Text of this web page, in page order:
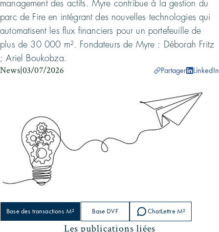
management des actifs. Myre contribue à la gestion du
parc de Fire en intégrant des nouvelles technologies qui
automatisent les flux financiers pour un portefeuille de
plus de 30 000 m². Fondateurs de Myre : Déborah Fritz
; Ariel Boukobza.
News|03/07/2026 Partager LinkedIn
Base des transactions M² Base DVF ChatLettre M²
Les publications liées